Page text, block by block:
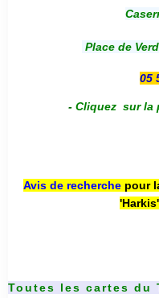
Place de
05
- Cliquez sur la
Avis de recherche pour
Toutes les cartes du